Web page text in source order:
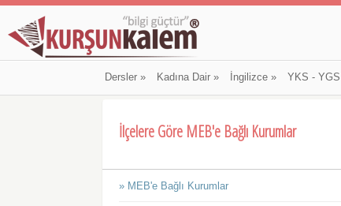
Dersler» Kadına Dair» İngilizce» YKS -
İlçelere Göre MEB'e Bağlı Kurumlar
» MEB'e Bağlı Kurumlar